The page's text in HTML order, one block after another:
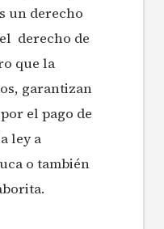
un derecho
derecho de
que la
garantizan
el pago de
ley a
o también